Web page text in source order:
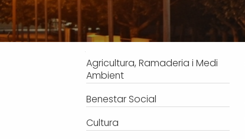
Processos selectius
Tràmits
Bústia de suggeriments
Joventut
Salut
Navegació
Agricultura, Ramaderia i Medi
Ambient
Benestar Social
Cultura